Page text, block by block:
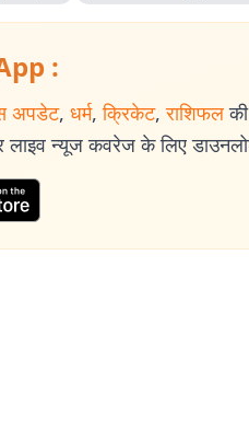
:
अपडेट, धर्म, क्रिकेट, राशिफल
न्यूज कवरेज के लिए